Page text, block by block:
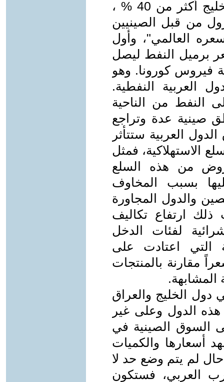
للبترول "أوبك"، وتستورد من دول الخليج أكثر من 40 % ،
من قبل الصينيين
العالمي"، وأول
برميل النفط ليصل
أزمة فيروس كورونا. وهو
العربية النفطية.
النفط من الناحية
صينية عدة وتراجع
العربية ستتأثر
الاستهلاكية، فمثل
من هذه السلع
بسبب المخاوف
والدول المجاورة
ذلك ارتفاع تكاليف
لفئات الدخل
التي اعتادت على
مقارنة بالمنتجات
المشابهة.
دول الخليج والعراق
الدول وعلى غير
السوق الصينية في
أسعارها والكميات
حال لم يتم وضع حد لا
العربي، فستكون